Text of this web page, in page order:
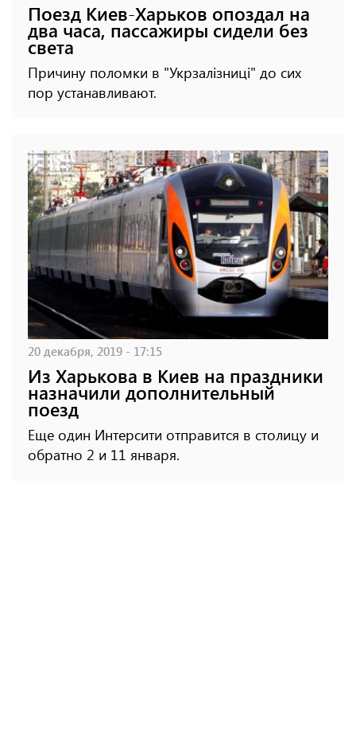
Поезд Киев-Харьков опоздал на
два часа, пассажиры сидели без
света
Причину поломки в "Укрзалізниці" до сих
пор устанавливают.
20 декабря, 2019 - 17:15
Из Харькова в Киев на праздники
назначили дополнительный
поезд
Еще один Интерсити отправится в столицу и
обратно 2 и 11 января.